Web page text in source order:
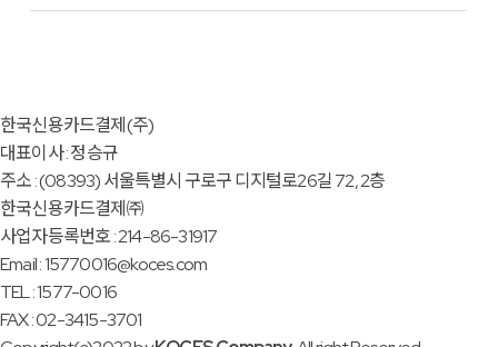
한국신용카드결제(주)
대표이사 : 정승규
주소 : (08393) 서울특별시 구로구 디지털로26길 72, 2층
한국신용카드결제㈜
사업자등록번호 : 214-86-31917
Email : 15770016@koces.com
TEL : 1577-0016
FAX : 02-3415-3701